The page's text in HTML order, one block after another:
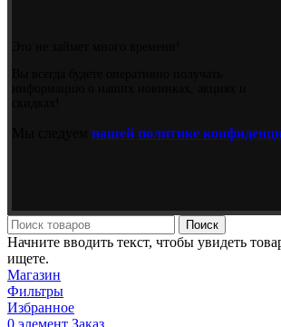
нашей политике
Поиск
Начните вводить текст, чтобы увидеть
ищете.
Магазин
Фильтры
Избранное